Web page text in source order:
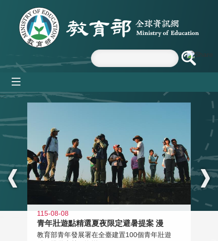
跳到主要內容區塊
:::
115-08-08
青年壯遊點精選夏夜限定避暑提案 漫
教育部青年發展署在全臺建置100個青年壯遊